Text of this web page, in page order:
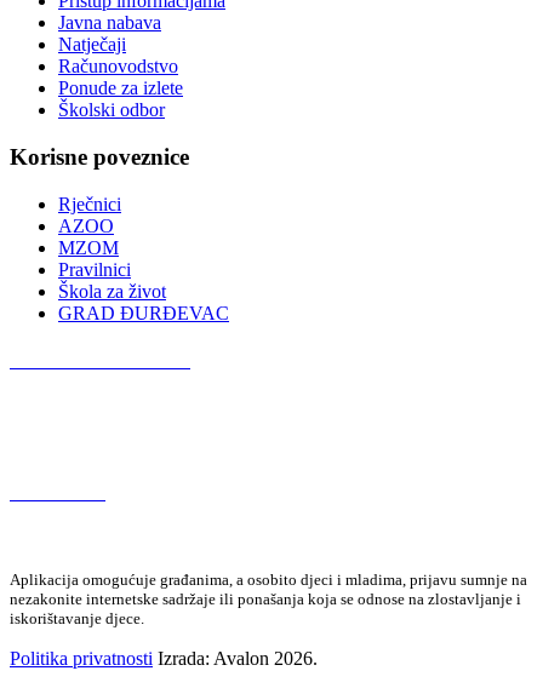
Javna nabava
Natječaji
Računovodstvo
Ponude za izlete
Školski odbor
Korisne poveznice
Rječnici
AZOO
MZOM
Pravilnici
Škola za život
GRAD ĐURĐEVAC
Aplikacija omogućuje građanima, a osobito djeci i mladima, prijavu sumnje na
nezakonite internetske sadržaje ili ponašanja koja se odnose na zlostavljanje i
iskorištavanje djece.
Politika privatnosti Izrada: Avalon 2026.